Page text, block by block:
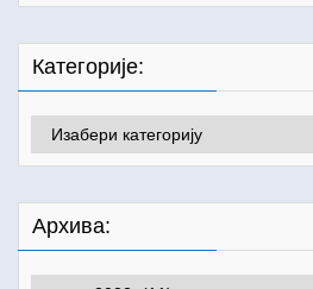
Категорије:
Категорије:
Архива: